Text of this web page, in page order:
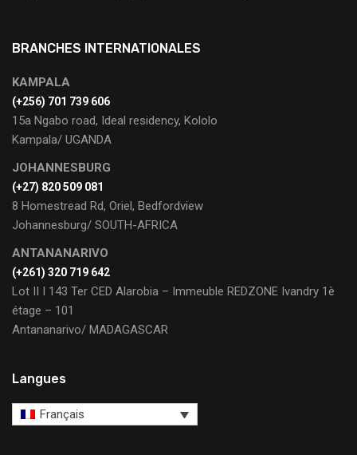
BRANCHES INTERNATIONALES
KAMPALA
(+256) 701 739 606
15a Ngabo road, Ideal residency, Kololo
Kampala/ UGANDA
JOHANNESBURG
(+27) 820 509 081
8 Homestread Rd, Oriel, Bedfordview
Johannesburg/ SOUTH-AFRICA
ANTANANARIVO
(+261) 320 719 642
Lot II I 143 Ter CED Alarobia – Immeuble REDZONE Ivandry 1è
étage – 101
Antananarivo/ MADAGASCAR
Langues
Français